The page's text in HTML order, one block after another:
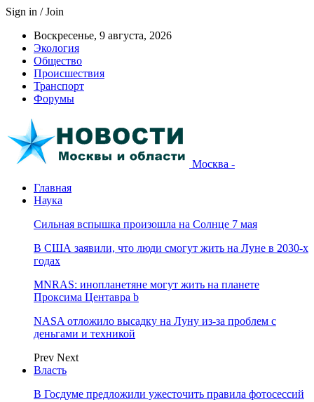
Sign in / Join
Воскресенье, 9 августа, 2026
Экология
Общество
Происшествия
Транспорт
Форумы
Москва -
Главная
Наука
Сильная вспышка произошла на Солнце 7 мая
В США заявили, что люди смогут жить на Луне в 2030-х
годах
MNRAS: инопланетяне могут жить на планете
Проксима Центавра b
NASA отложило высадку на Луну из-за проблем с
деньгами и техникой
Prev Next
Власть
В Госдуме предложили ужесточить правила фотосессий